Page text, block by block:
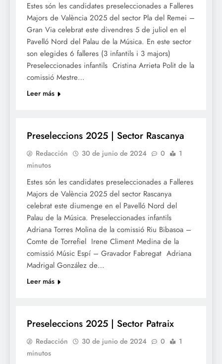
Estes són les candidates preseleccionades a Falleres
Majors de València 2025 del sector Pla del Remei –
Gran Via celebrat este divendres 5 de juliol en el
Pavelló Nord del Palau de la Música. En este sector
son elegides 6 falleres (3 infantils i 3 majors)
Preseleccionades infantils Cristina Arrieta Polit de la
comissió Mestre…
Leer más
Preseleccions 2025 | Sector Rascanya
Redacción 30 de junio de 2024 0
1
minutos
Estes són les candidates preseleccionades a Falleres
Majors de València 2025 del sector Rascanya
celebrat este diumenge en el Pavelló Nord del
Palau de la Música. Preseleccionades infantils
Adriana Torres Molina de la comissió Riu Bibasoa –
Comte de Torrefiel Irene Climent Medina de la
comissió Músic Espí – Gravador Fabregat Adriana
Madrigal González de…
Leer más
Preseleccions 2025 | Sector Patraix
Redacción 30 de junio de 2024 0
1
minutos